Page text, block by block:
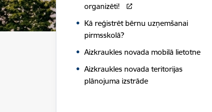
organizēti!
Kā reģistrēt bērnu uzņemšanai
pirmsskolā?
Aizkraukles novada mobilā lietotne
Aizkraukles novada teritorijas
plānojuma izstrāde